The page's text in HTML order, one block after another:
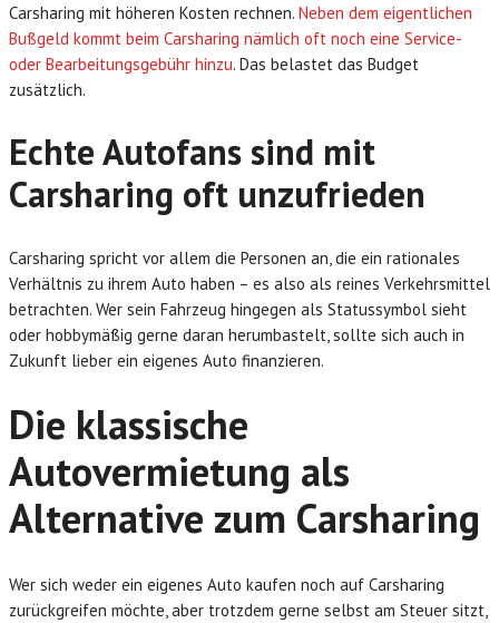
Carsharing mit höheren Kosten rechnen. Neben dem eigentlichen
Bußgeld kommt beim Carsharing nämlich oft noch eine Service-
oder Bearbeitungsgebühr hinzu. Das belastet das Budget
zusätzlich.
Echte Autofans sind mit
Carsharing oft unzufrieden
Carsharing spricht vor allem die Personen an, die ein rationales
Verhältnis zu ihrem Auto haben – es also als reines Verkehrsmittel
betrachten. Wer sein Fahrzeug hingegen als Statussymbol sieht
oder hobbymäßig gerne daran herumbastelt, sollte sich auch in
Zukunft lieber ein eigenes Auto finanzieren.
Die klassische
Autovermietung als
Alternative zum Carsharing
Wer sich weder ein eigenes Auto kaufen noch auf Carsharing
zurückgreifen möchte, aber trotzdem gerne selbst am Steuer sitzt,